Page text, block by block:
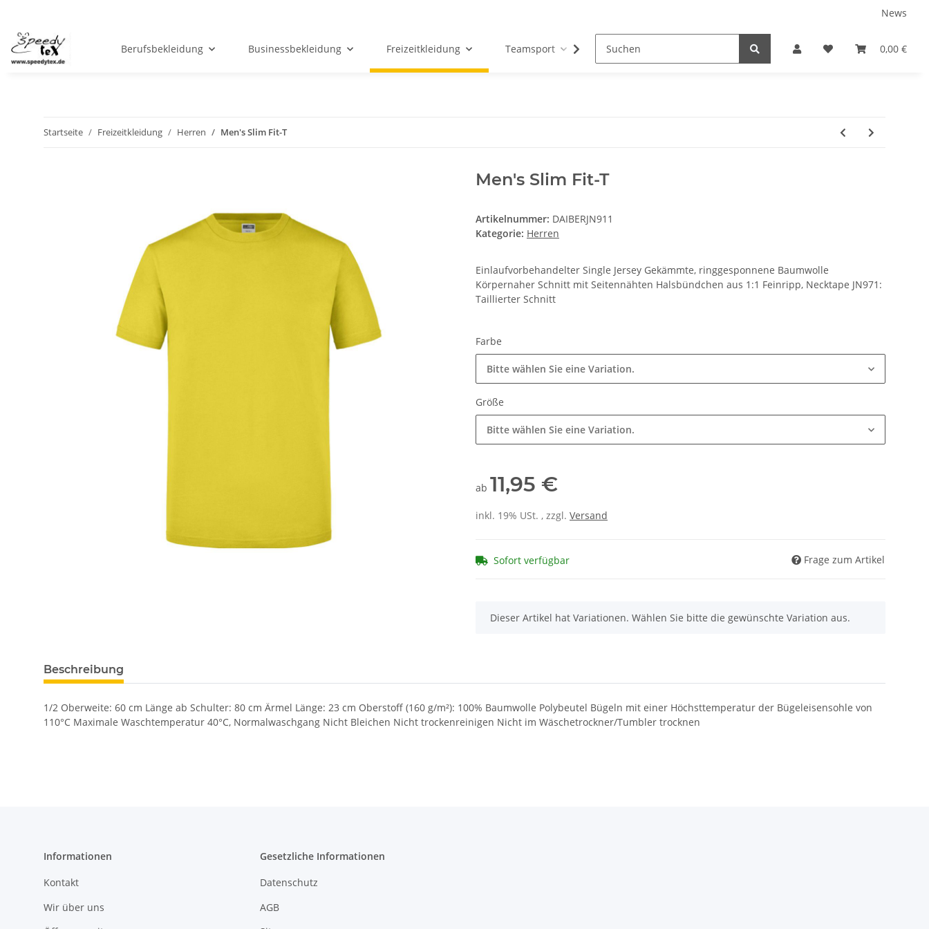
News
0,00 €
Berufsbekleidung Businessbekleidung Freizeitkleidung Teamsport Partnershops
Startseite Freizeitkleidung Herren Men's Slim Fit-T
Men's Slim Fit-T
Artikelnummer: DAIBERJN911
Kategorie: Herren
Einlaufvorbehandelter Single Jersey Gekämmte, ringgesponnene Baumwolle
Körpernaher Schnitt mit Seitennähten Halsbündchen aus 1:1 Feinripp, Necktape JN971:
Taillierter Schnitt
Farbe
Bitte wählen Sie eine Variation.
Größe
Bitte wählen Sie eine Variation.
ab 11,95 €
inkl. 19% USt. , zzgl. Versand
Sofort verfügbar Frage zum Artikel
x
Dieser Artikel hat Variationen. Wählen Sie bitte die gewünschte Variation aus.
Beschreibung
1/2 Oberweite: 60 cm Länge ab Schulter: 80 cm Ärmel Länge: 23 cm Oberstoff (160 g/m²): 100% Baumwolle Polybeutel Bügeln mit einer Höchsttemperatur der Bügeleisensohle von
110°C Maximale Waschtemperatur 40°C, Normalwaschgang Nicht Bleichen Nicht trockenreinigen Nicht im Wäschetrockner/Tumbler trocknen
Informationen
Kontakt
Wir über uns
Gesetzliche Informationen
Datenschutz
AGB